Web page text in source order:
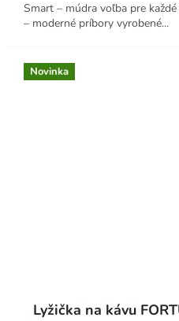
Smart – múdra voľba pre
– moderné príbory vyrobené...
Novinka
Lyžička na kávu